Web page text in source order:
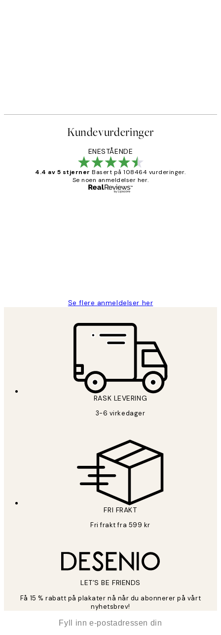
Kundevurderinger
ENESTÅENDE
4.4 av 5 stjerner Basert på 108464 vurderinger.
Se noen anmeldelser her.
Se flere anmeldelser her
RASK LEVERING
3-6 virkedager
FRI FRAKT
Fri frakt fra 599 kr
LET’S BE FRIENDS
Få 15 % rabatt på plakater nå når du abonnerer på vårt
nyhetsbrev!